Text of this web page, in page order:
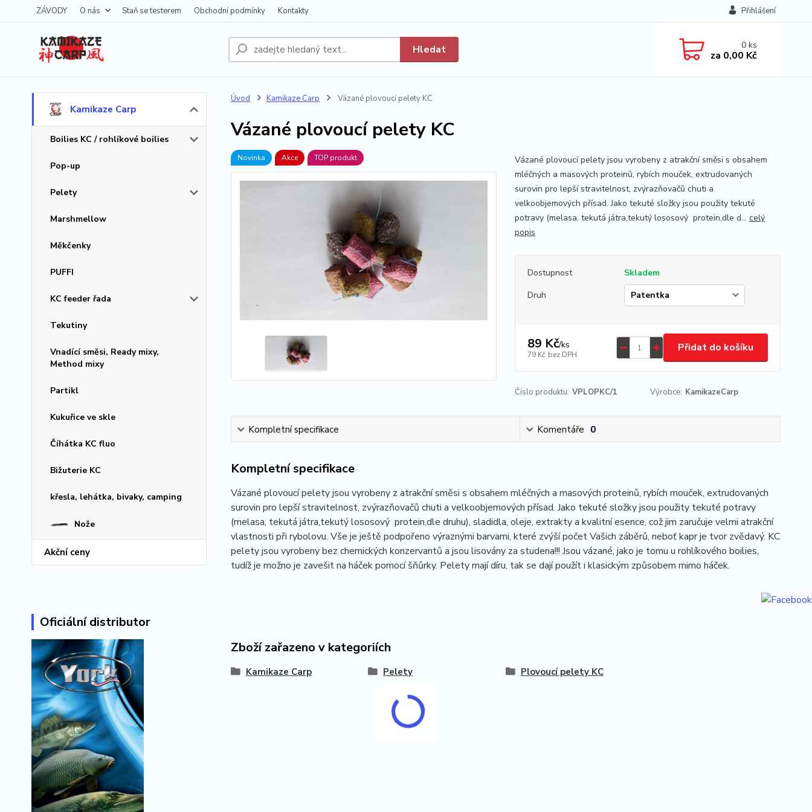
ZÁVODY O nás Staň se testerem Obchodní podmínky Kontakty Přihlášení
Hledat 0ks
za 0,00 Kč
Kamikaze Carp
Boilies KC / rohlíkové boilies
Pop-up
Pelety
Marshmellow
Měkčenky
PUFFI
KC feeder řada
Tekutiny
Vnadící směsi, Ready mixy,
Method mixy
Partikl
Kukuřice ve skle
Číhátka KC fluo
Bižuterie KC
křesla, lehátka, bivaky, camping
Nože
Akční ceny
Oficiální distributor
Úvod Kamikaze Carp Vázané plovoucí pelety KC
Vázané plovoucí pelety KC
Novinka Akce TOP produkt
Vázané plovoucí pelety jsou vyrobeny z atrakční směsi s obsahem
mléčných a masových proteinů, rybích mouček, extrudovaných
surovin pro lepší stravitelnost, zvýrazňovačů chuti a
velkoobjemových přísad. Jako tekuté složky jsou použity tekuté
potravy (melasa, tekutá játra,tekutý lososový protein,dle d... celý
popis
Dostupnost
Skladem
Druh
89 Kč/ks
79 Kč bez DPH
Přidat do košíku
Číslo produktu: VPLOPKC/1 Výrobce: KamikazeCarp
Kompletní specifikace Komentáře 0
Kompletní specifikace
Vázané plovoucí pelety jsou vyrobeny z atrakční směsi s obsahem mléčných a masových proteinů, rybích mouček, extrudovaných
surovin pro lepší stravitelnost, zvýrazňovačů chuti a velkoobjemových přísad. Jako tekuté složky jsou použity tekuté potravy
(melasa, tekutá játra,tekutý lososový protein,dle druhu), sladidla, oleje, extrakty a kvalitní esence, což jim zaručuje velmi atrakční
vlastnosti při rybolovu. Vše je ještě podpořeno výraznými barvami, které zvýší počet Vašich záběrů, neboť kapr je tvor zvědavý. KC
pelety jsou vyrobeny bez chemických konzervantů a jsou lisovány za studena!!! Jsou vázané, jako je tomu u rohlíkového boilies,
tudíž je možno je zavešit na háček pomocí šňůrky. Pelety mají díru, tak se dají použít i klasickým způsobem mimo háček.
Zboží zařazeno v kategoriích
Kamikaze Carp Pelety Plovoucí pelety KC